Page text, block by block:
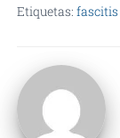
Etiquetas: